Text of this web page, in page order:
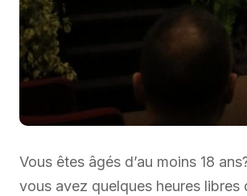
Vous êtes âgés d’au moins 18
vous avez quelques heures